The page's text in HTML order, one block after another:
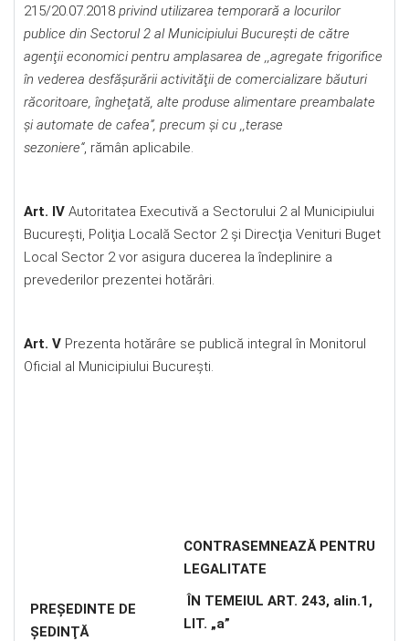
215/20.07.2018 privind utilizarea temporară a locurilor
publice din Sectorul 2 al Municipiului Bucureşti de către
agenţii economici pentru amplasarea de ,,agregate frigorifice
în vederea desfăşurării activităţii de comercializare băuturi
răcoritoare, îngheţată, alte produse alimentare preambalate
şi automate de cafea”, precum şi cu ,,terase
sezoniere“, rămân aplicabile.
Art. IV Autoritatea Executivă a Sectorului 2 al Municipiului
Bucureşti, Poliţia Locală Sector 2 şi Direcţia Venituri Buget
Local Sector 2 vor asigura ducerea la îndeplinire a
prevederilor prezentei hotărâri.
Art. V Prezenta hotărâre se publică integral în Monitorul
Oficial al Municipiului București.
PREŞEDINTE DE
ŞEDINŢĂ
CONTRASEMNEAZĂ PENTRU
LEGALITATE
ÎN TEMEIUL ART. 243, alin.1,
LIT. „a”